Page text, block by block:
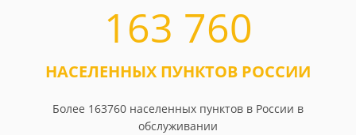
163 760
НАСЕЛЕННЫХ ПУНКТОВ РОССИИ
Более 163760 населенных пунктов в России в
обслуживании